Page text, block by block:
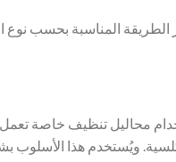
الطريقة المناسبة بحسب
محاليل تنظيف خاصة